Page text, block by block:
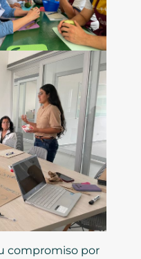
compromiso por